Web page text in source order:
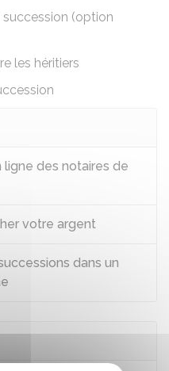
(option
les héritiers
ligne des notaires de
votre argent
dans un